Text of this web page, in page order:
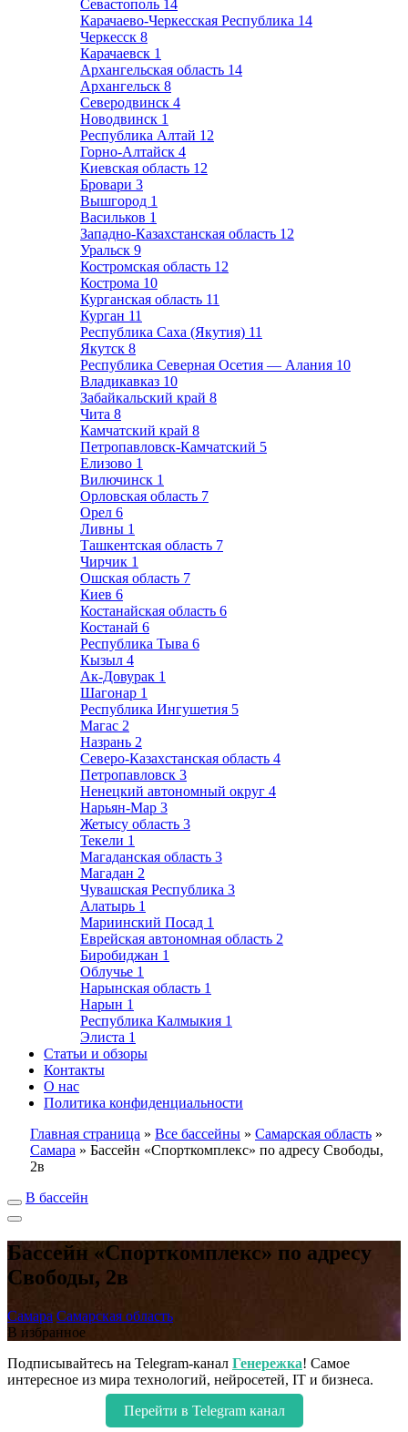
Севастополь 14
Карачаево-Черкесская Республика 14
Черкесск 8
Карачаевск 1
Архангельская область 14
Архангельск 8
Северодвинск 4
Новодвинск 1
Республика Алтай 12
Горно-Алтайск 4
Киевская область 12
Бровари 3
Вышгород 1
Васильков 1
Западно-Казахстанская область 12
Уральск 9
Костромская область 12
Кострома 10
Курганская область 11
Курган 11
Республика Саха (Якутия) 11
Якутск 8
Республика Северная Осетия — Алания 10
Владикавказ 10
Забайкальский край 8
Чита 8
Камчатский край 8
Петропавловск-Камчатский 5
Елизово 1
Вилючинск 1
Орловская область 7
Орел 6
Ливны 1
Ташкентская область 7
Чирчик 1
Ошская область 7
Киев 6
Костанайская область 6
Костанай 6
Республика Тыва 6
Кызыл 4
Ак-Довурак 1
Шагонар 1
Республика Ингушетия 5
Магас 2
Назрань 2
Северо-Казахстанская область 4
Петропавловск 3
Ненецкий автономный округ 4
Нарьян-Мар 3
Жетысу область 3
Текели 1
Магаданская область 3
Магадан 2
Чувашская Республика 3
Алатырь 1
Мариинский Посад 1
Еврейская автономная область 2
Биробиджан 1
Облучье 1
Нарынская область 1
Нарын 1
Республика Калмыкия 1
Элиста 1
Статьи и обзоры
Контакты
О нас
Политика конфиденциальности
Главная страница » Все бассейны » Самарская область »
Самара » Бассейн «Спорткомплекс» по адресу Свободы,
2в
В бассейн
Бассейн «Спорткомплекс» по адресу
Свободы, 2в
Самара Самарская область
В избранное
Подписывайтесь на Telegram-канал Генережка! Самое
интересное из мира технологий, нейросетей, IT и бизнеса.
Перейти в Telegram канал